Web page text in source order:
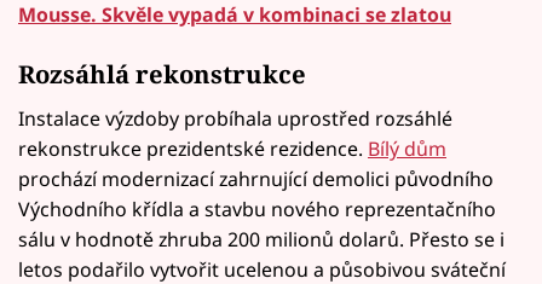
Mousse. Skvěle vypadá v kombinaci se zlatou
Rozsáhlá rekonstrukce
Instalace výzdoby probíhala uprostřed rozsáhlé
rekonstrukce prezidentské rezidence. Bílý dům
prochází modernizací zahrnující demolici původního
Východního křídla a stavbu nového reprezentačního
sálu v hodnotě zhruba 200 milionů dolarů. Přesto se i
letos podařilo vytvořit ucelenou a působivou sváteční